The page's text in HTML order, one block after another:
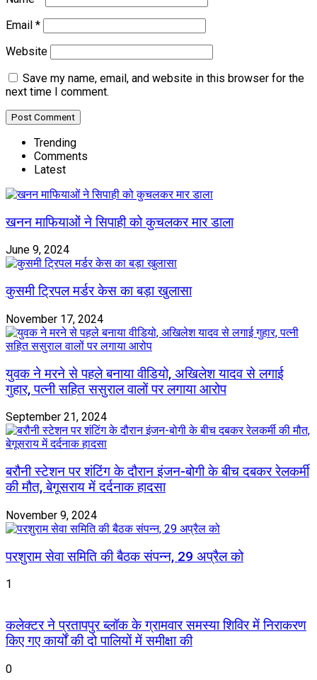
Email *
Website
Save my name, email, and website in this browser for the
next time I comment.
Trending
Comments
Latest
खनन माफियाओं ने सिपाही को कुचलकर मार डाला
June 9, 2024
कुसमी ट्रिपल मर्डर केस का बड़ा खुलासा
November 17, 2024
युवक ने मरने से पहले बनाया वीडियो, अखिलेश यादव से लगाई
गुहार, पत्नी सहित ससुराल वालों पर लगाया आरोप
September 21, 2024
बरौनी स्टेशन पर शंटिंग के दौरान इंजन-बोगी के बीच दबकर रेलकर्मी
की मौत, बेगूसराय में दर्दनाक हादसा
November 9, 2024
परशुराम सेवा समिति की बैठक संपन्न, 29 अप्रैल को
1
कलेक्टर ने प्रतापपुर ब्लॉक के ग्रामवार समस्या शिविर में निराकरण
किए गए कार्यों की दो पालियों में समीक्षा की
0